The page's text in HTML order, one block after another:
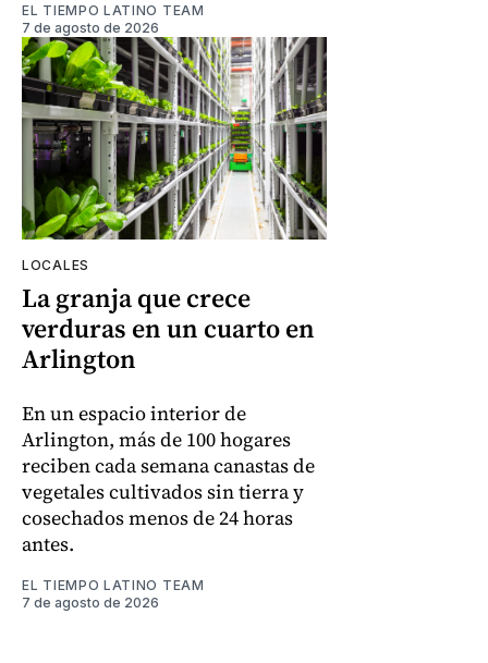
EL TIEMPO LATINO TEAM
7 de agosto de 2026
LOCALES
La granja que crece
verduras en un cuarto en
Arlington
En un espacio interior de
Arlington, más de 100 hogares
reciben cada semana canastas de
vegetales cultivados sin tierra y
cosechados menos de 24 horas
antes.
EL TIEMPO LATINO TEAM
7 de agosto de 2026